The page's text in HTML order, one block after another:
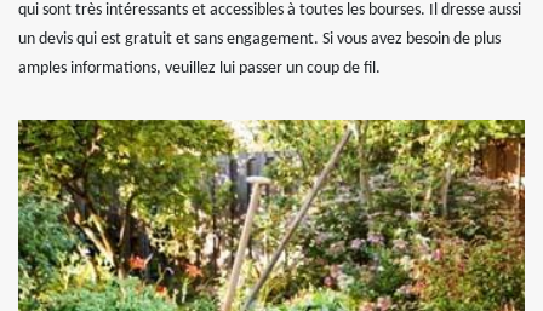
qui sont très intéressants et accessibles à toutes les bourses. Il dresse aussi
un devis qui est gratuit et sans engagement. Si vous avez besoin de plus
amples informations, veuillez lui passer un coup de fil.